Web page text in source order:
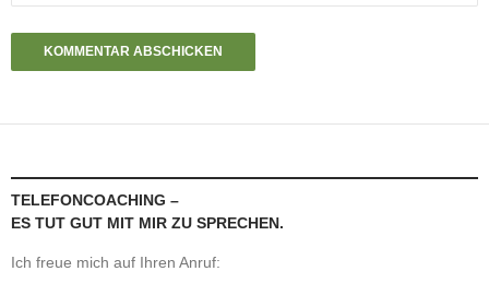
TELEFONCOACHING –
ES TUT GUT MIT MIR ZU SPRECHEN.
Ich freue mich auf Ihren Anruf: